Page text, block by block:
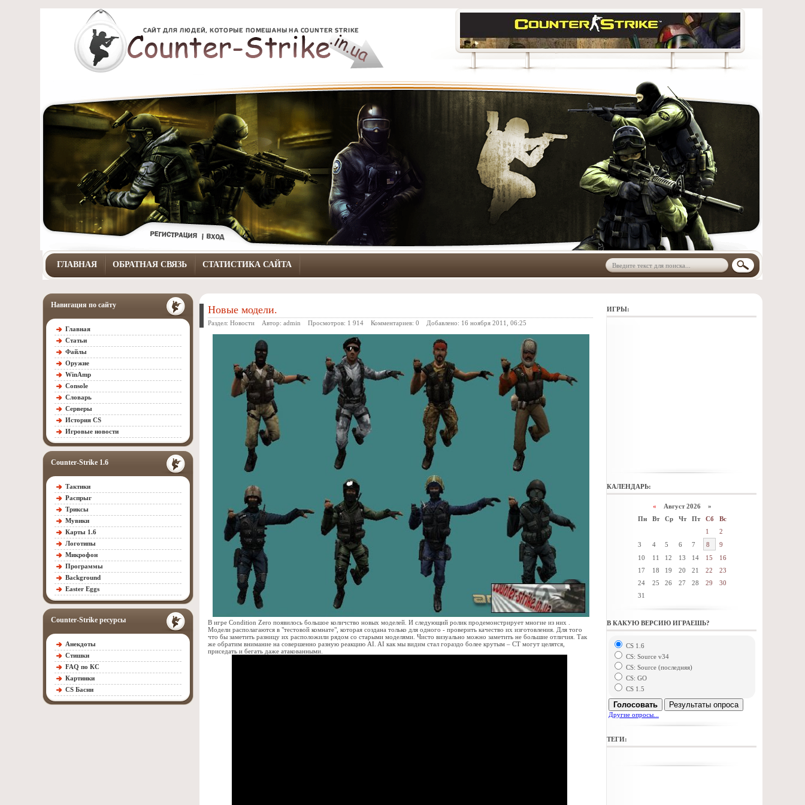
ГЛАВНАЯ ОБРАТНАЯ СВЯЗЬ СТАТИСТИКА САЙТА
Навигация по сайту
Главная
Статьи
Файлы
Оружие
WinAmp
Console
Словарь
Серверы
История CS
Игровые новости
Counter-Strike 1.6
Тактики
Распрыг
Триксы
Мувики
Карты 1.6
Логотипы
Микрофон
Программы
Background
Easter Eggs
Counter-Strike ресурсы
Анекдоты
Стишки
FAQ по КС
Картинки
CS Басни
ИГРЫ:
КАЛЕНДАРЬ:
« Август 2026 »
Пн
Вт Ср Чт Пт Сб
Вс
1
2
3
4 5 6 7 8
9
10
11 12 13 14 15
16
17
18 19 20 21 22
23
24
25 26 27 28 29
30
31
В КАКУЮ ВЕРСИЮ ИГРАЕШЬ?
CS 1.6
CS: Source v34
CS: Source (последняя)
CS: GO
CS 1.5
Голосовать Результаты опроса
Другие опросы...
ТЕГИ:
Новые модели.
Раздел: Новости Автор: admin Просмотров: 1 914 Комментариев: 0 Добавлено: 16 ноября 2011, 06:25
В игре Condition Zero появилось большое количство новых моделей. И следующий ролик продемонстрирует многие из них .
Модели располагаются в "тестовой комнате", которая создана только для одного - проверить качество их изготовления. Для того
что бы заметить разницу их расположили рядом со старыми моделями. Чисто визуально можно заметить не большие отличия. Так
же обратим внимание на совершенно разную реакцию AI. AI как мы видим стал гораздо более крутым – СТ могут целятся,
приседать и бегать даже атакованными.